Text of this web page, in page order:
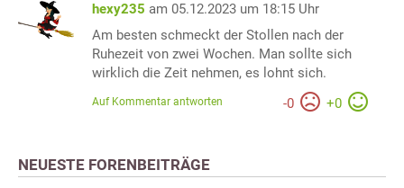
hexy235 am 05.12.2023 um 18:15 Uhr
Am besten schmeckt der Stollen nach der
Ruhezeit von zwei Wochen. Man sollte sich
wirklich die Zeit nehmen, es lohnt sich.
-0 +0
Auf Kommentar antworten
NEUESTE FORENBEITRÄGE